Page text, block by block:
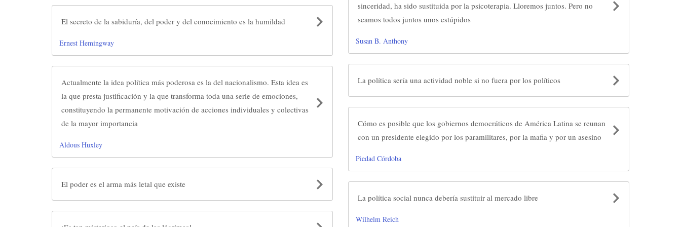
El secreto de la sabiduría, del poder y del conocimiento es la humildad
Ernest Hemingway
Actualmente la idea política más poderosa es la del nacionalismo. Esta idea es
la que presta justificación y la que transforma toda una serie de emociones,
constituyendo la permanente motivación de acciones individuales y colectivas
de la mayor importancia
Aldous Huxley
El poder es el arma más letal que existe
sinceridad, ha sido sustituida por la psicoterapia. Lloremos juntos. Pero no
seamos todos juntos unos estúpidos
Susan B. Anthony
La política sería una actividad noble si no fuera por los políticos
Cómo es posible que los gobiernos democráticos de América Latina se reunan
con un presidente elegido por los paramilitares, por la mafia y por un asesino
Piedad Córdoba
La política social nunca debería sustituir al mercado libre
Wilhelm Reich